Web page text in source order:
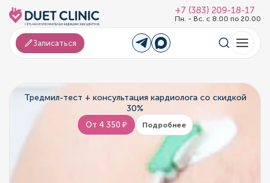
+7 (383) 209-18-17
Пн. - Вс. с 8.00 по 20.00
Записаться
Тредмил-тест + консультация кардиолога со скидкой
30%
От 4 350 ₽ Подробнее